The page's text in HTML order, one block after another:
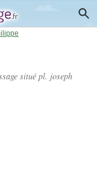
situé pl. joseph